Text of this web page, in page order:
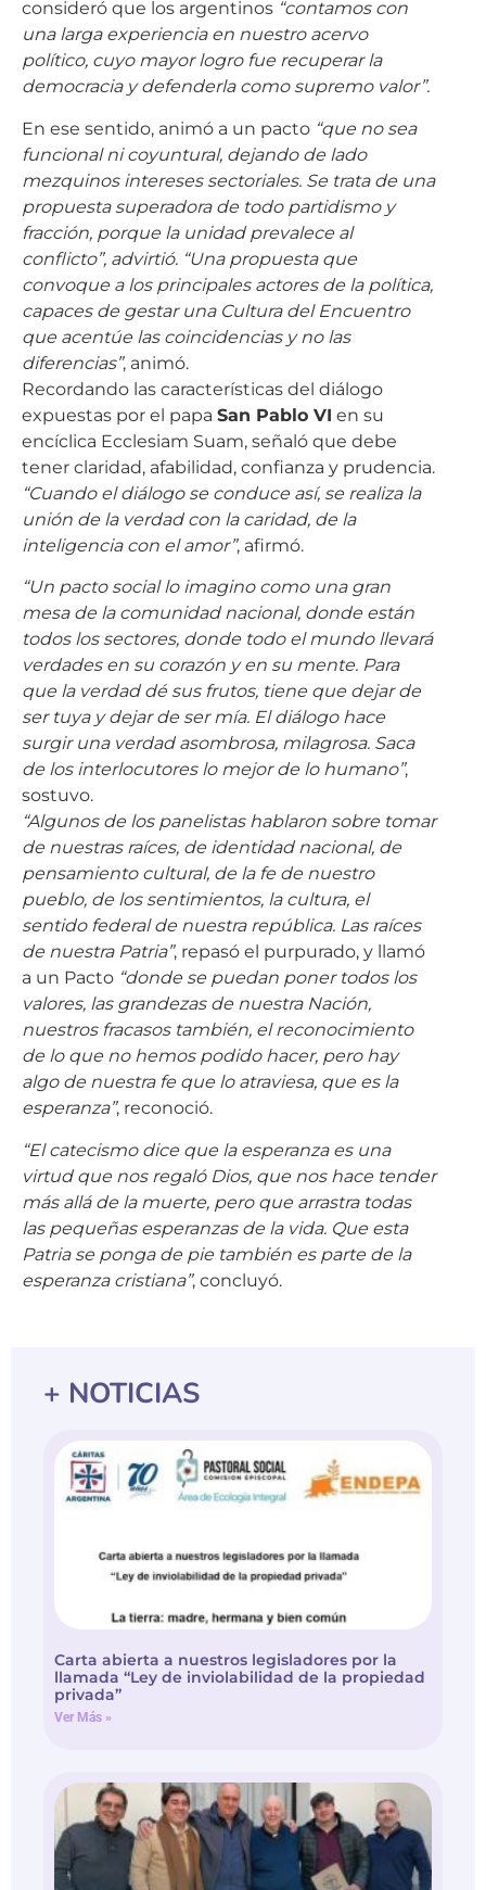
consideró que los argentinos “contamos con
una larga experiencia en nuestro acervo
político, cuyo mayor logro fue recuperar la
democracia y defenderla como supremo valor”.
En ese sentido, animó a un pacto “que no sea
funcional ni coyuntural, dejando de lado
mezquinos intereses sectoriales. Se trata de una
propuesta superadora de todo partidismo y
fracción, porque la unidad prevalece al
conflicto”, advirtió. “Una propuesta que
convoque a los principales actores de la política,
capaces de gestar una Cultura del Encuentro
que acentúe las coincidencias y no las
diferencias”, animó.
Recordando las características del diálogo
expuestas por el papa San Pablo VI en su
encíclica Ecclesiam Suam, señaló que debe
tener claridad, afabilidad, confianza y prudencia.
“Cuando el diálogo se conduce así, se realiza la
unión de la verdad con la caridad, de la
inteligencia con el amor”, afirmó.
“Un pacto social lo imagino como una gran
mesa de la comunidad nacional, donde están
todos los sectores, donde todo el mundo llevará
verdades en su corazón y en su mente. Para
que la verdad dé sus frutos, tiene que dejar de
ser tuya y dejar de ser mía. El diálogo hace
surgir una verdad asombrosa, milagrosa. Saca
de los interlocutores lo mejor de lo humano”,
sostuvo.
“Algunos de los panelistas hablaron sobre tomar
de nuestras raíces, de identidad nacional, de
pensamiento cultural, de la fe de nuestro
pueblo, de los sentimientos, la cultura, el
sentido federal de nuestra república. Las raíces
de nuestra Patria”, repasó el purpurado, y llamó
a un Pacto “donde se puedan poner todos los
valores, las grandezas de nuestra Nación,
nuestros fracasos también, el reconocimiento
de lo que no hemos podido hacer, pero hay
algo de nuestra fe que lo atraviesa, que es la
esperanza”, reconoció.
“El catecismo dice que la esperanza es una
virtud que nos regaló Dios, que nos hace tender
más allá de la muerte, pero que arrastra todas
las pequeñas esperanzas de la vida. Que esta
Patria se ponga de pie también es parte de la
esperanza cristiana”, concluyó.
+ NOTICIAS
Carta abierta a nuestros legisladores por la
llamada “Ley de inviolabilidad de la propiedad
privada”
Ver Más »